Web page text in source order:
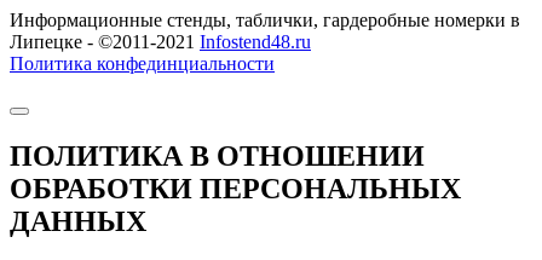
Информационные стенды, таблички, гардеробные номерки в
Липецке - ©2011-2021 Infostend48.ru
Политика конфединциальности
ПОЛИТИКА В ОТНОШЕНИИ
ОБРАБОТКИ ПЕРСОНАЛЬНЫХ
ДАННЫХ